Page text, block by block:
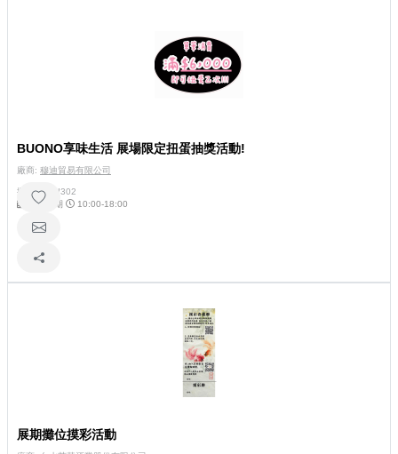
BUONO享味生活 展場限定扭蛋抽獎活動!
廠商: 穆迪貿易有限公司
攤位號碼:
I302
每日展期
10:00-18:00
展期攤位摸彩活動